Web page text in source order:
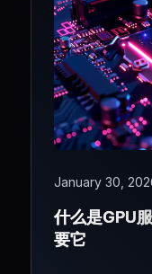
January 30,
什么是GPU
要它